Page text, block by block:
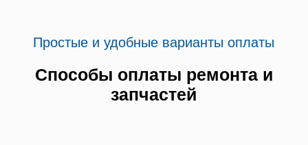
Простые и удобные варианты оплаты
Способы оплаты ремонта и
запчастей